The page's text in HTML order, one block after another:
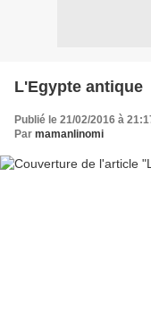
L'Egypte antique
Publié le 21/02/2016 à
Par mamanlinomi